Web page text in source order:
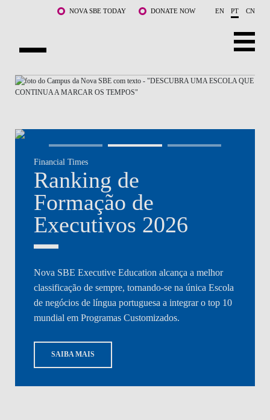
Saltar para o conteúdo principalNOVA SBE TODAY DONATE NOW EN PT CN
SOBRE NÓS
DOCENTES E INVESTIGAÇÃO
COMUNIDADE
LIFE AT NOVA SBE
WHAT'S HAPPENING
Financial Times
Ranking de
Formação de
Executivos 2026
Nova SBE Executive Education alcança a melhor
classificação de sempre, tornando-se na única Escola
de negócios de língua portuguesa a integrar o top 10
mundial em Programas Customizados.
SAIBA MAIS